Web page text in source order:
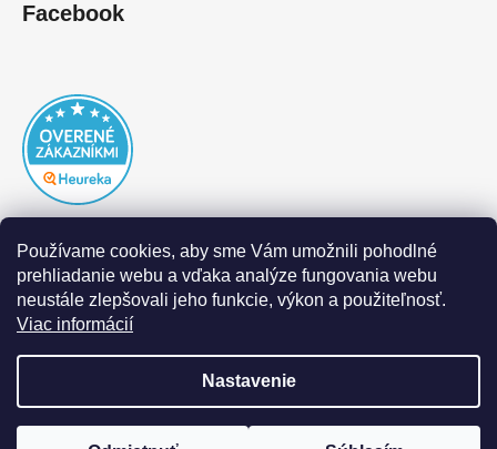
Používame cookies, aby sme Vám umožnili pohodlné
prehliadanie webu a vďaka analýze fungovania webu
neustále zlepšovali jeho funkcie, výkon a použiteľnosť.
Viac informácií
Nastavenie
Facebook
|Realizoval Appgrade